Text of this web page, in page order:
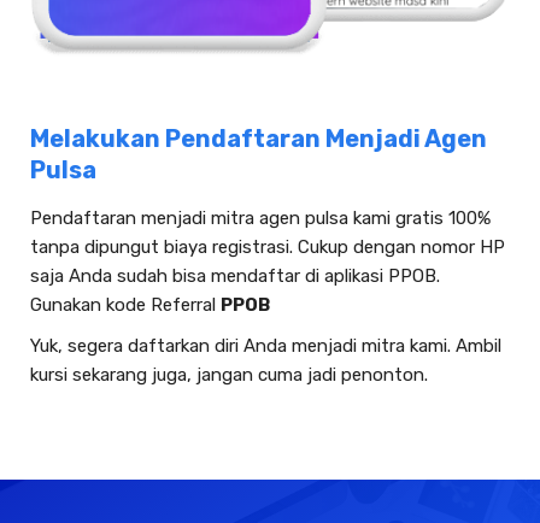
Melakukan Pendaftaran Menjadi Agen
Pulsa
Pendaftaran menjadi mitra agen pulsa kami gratis 100%
tanpa dipungut biaya registrasi. Cukup dengan nomor HP
saja Anda sudah bisa mendaftar di aplikasi PPOB.
Gunakan kode Referral PPOB
Yuk, segera daftarkan diri Anda menjadi mitra kami. Ambil
kursi sekarang juga, jangan cuma jadi penonton.